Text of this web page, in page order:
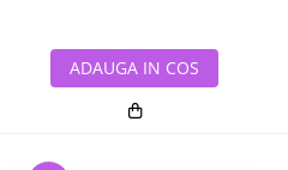
ADAUGA IN COS